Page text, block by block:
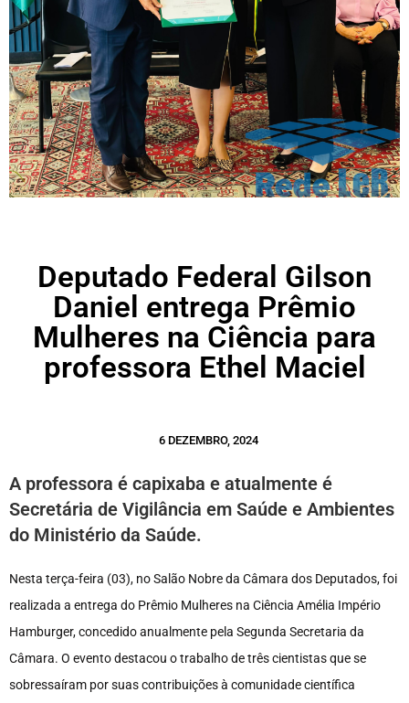
Deputado Federal Gilson
Daniel entrega Prêmio
Mulheres na Ciência para
professora Ethel Maciel
6 DEZEMBRO, 2024
A professora é capixaba e atualmente é
Secretária de Vigilância em Saúde e Ambientes
do Ministério da Saúde.
Nesta terça-feira (03), no Salão Nobre da Câmara dos Deputados, foi
realizada a entrega do Prêmio Mulheres na Ciência Amélia Império
Hamburger, concedido anualmente pela Segunda Secretaria da
Câmara. O evento destacou o trabalho de três cientistas que se
sobressaíram por suas contribuições à comunidade científica